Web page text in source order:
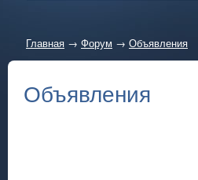
Главная → Форум → Объявления
Объявления